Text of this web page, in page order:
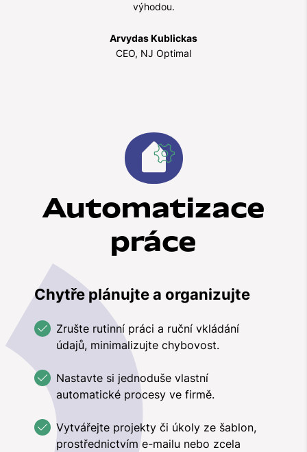
výhodou.
Arvydas Kublickas
CEO, NJ Optimal
Automatizace
práce
Chytře plánujte a organizujte
Zrušte rutinní práci a ruční vkládání
údajů, minimalizujte chybovost.
Nastavte si jednoduše vlastní
automatické procesy ve firmě.
Vytvářejte projekty či úkoly ze šablon,
prostřednictvím e-mailu nebo zcela